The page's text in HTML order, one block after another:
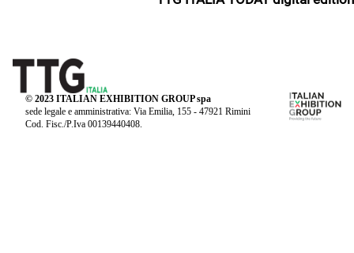
© 2023 ITALIAN EXHIBITION GROUP spa
sede legale e amministrativa: Via Emilia, 155 - 47921 Rimini
Cod. Fisc./P.Iva 00139440408.